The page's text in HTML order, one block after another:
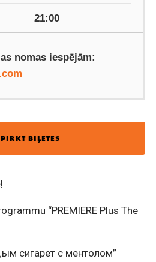
21:00
nomas iespējām:
PIRKT BIĻETES
“PREMIERE Plus The
сигарет с ментолом”